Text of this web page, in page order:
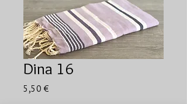
Dina 16
5,50 €